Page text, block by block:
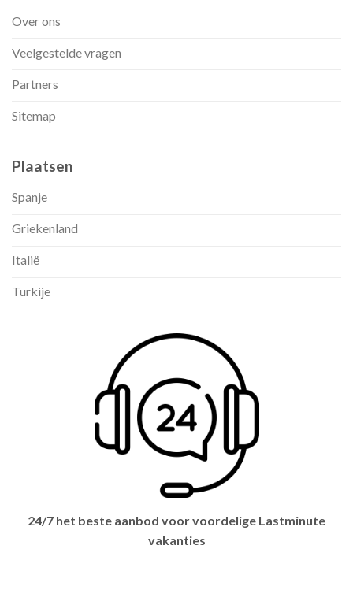
Over ons
Veelgestelde vragen
Partners
Sitemap
Plaatsen
Spanje
Griekenland
Italië
Turkije
24/7 het beste aanbod voor voordelige Lastminute
vakanties